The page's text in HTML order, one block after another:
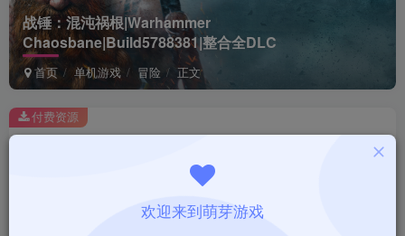
战锤：混沌祸根|Warhammer
Chaosbane|Build5788381|整合全DLC
首页 单机游戏 冒险 正文
此内容为付费资源，请付费后查看
￥1
付费资源
欢迎来到萌芽游戏